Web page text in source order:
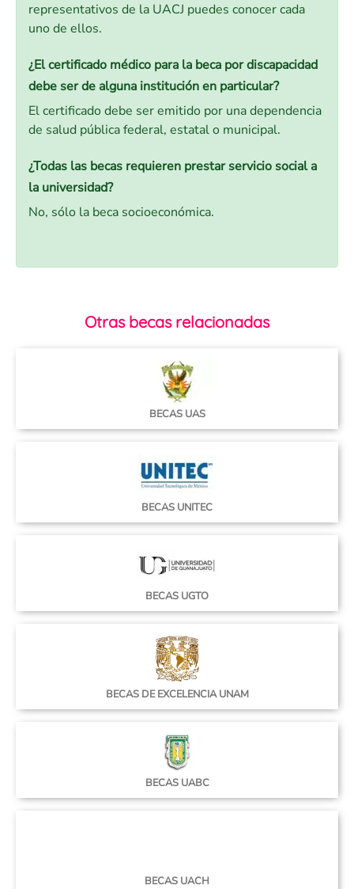
representativos de la UACJ puedes conocer cada
uno de ellos.
¿El certificado médico para la beca por discapacidad
debe ser de alguna institución en particular?
El certificado debe ser emitido por una dependencia
de salud pública federal, estatal o municipal.
¿Todas las becas requieren prestar servicio social a
la universidad?
No, sólo la beca socioeconómica.
Otras becas relacionadas
BECAS UAS
BECAS UNITEC
BECAS UGTO
BECAS DE EXCELENCIA UNAM
BECAS UABC
BECAS UACH